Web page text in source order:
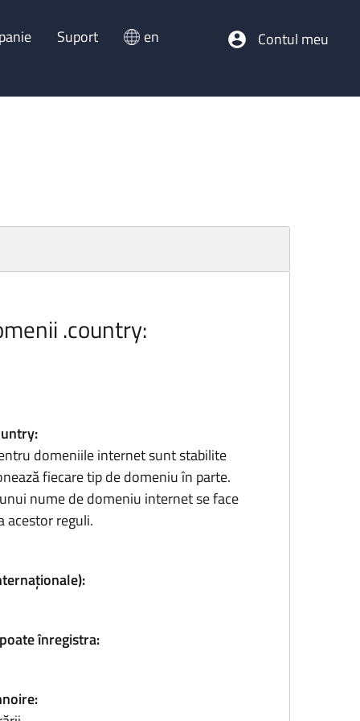
Suport en Contul meu
.country:
domeniile internet sunt stabilite
fiecare tip de domeniu în parte.
nume de domeniu internet se face
acestor reguli.
înregistra: